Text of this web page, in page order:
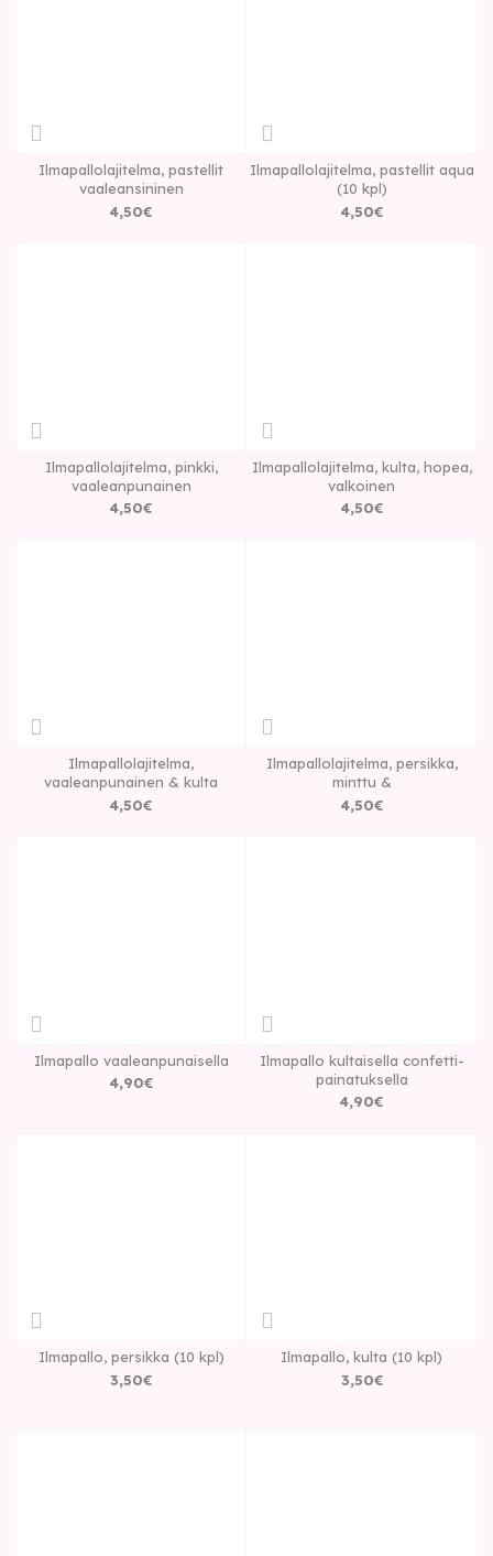
Ilmapallolajitelma, pastellit
vaaleansininen
4,50€
Ilmapallolajitelma, pastellit aqua
(10 kpl)
4,50€
Ilmapallolajitelma, pinkki,
vaaleanpunainen
4,50€
Ilmapallolajitelma, kulta, hopea,
valkoinen
4,50€
Ilmapallolajitelma,
vaaleanpunainen & kulta
4,50€
Ilmapallolajitelma, persikka,
minttu &
4,50€
Ilmapallo vaaleanpunaisella
4,90€
Ilmapallo kultaisella confetti-
painatuksella
4,90€
Ilmapallo, persikka (10 kpl)
3,50€
Ilmapallo, kulta (10 kpl)
3,50€